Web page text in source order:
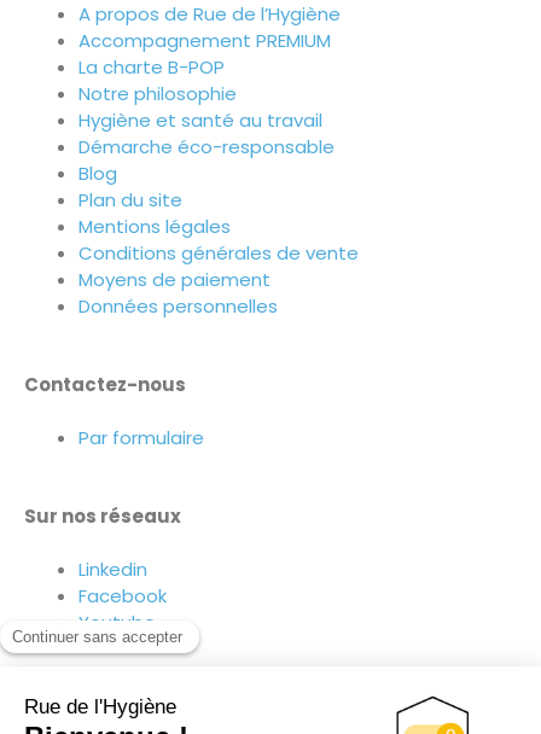
A propos de Rue de l’Hygiène
Accompagnement PREMIUM
La charte B-POP
Notre philosophie
Hygiène et santé au travail
Démarche éco-responsable
Blog
Plan du site
Mentions légales
Conditions générales de vente
Moyens de paiement
Données personnelles
Contactez-nous
Par formulaire
Sur nos réseaux
Linkedin
Facebook
Youtube